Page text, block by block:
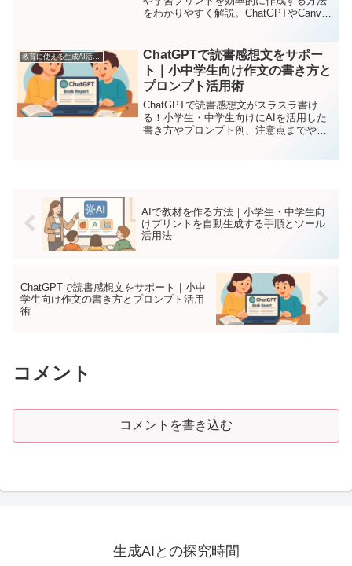
をわかりやすく解説。ChatGPTやCanva
教育に使える生成AI活用ガイド
ChatGPTで読書感想文をサポー
ト｜小中学生向け作文の書き方と
プロンプト活用術
ChatGPTで読書感想文がスラスラ書け
る！小学生・中学生向けにAIを活用した
書き方やプロンプト例、注意点までやさ
AIで教材を作る方法｜小学生・中学生向
けプリントを自動生成する手順とツール
活用法
ChatGPTで読書感想文をサポート｜小中
学生向け作文の書き方とプロンプト活用
術
コメント
コメントを書き込む
生成AIとの探究時間